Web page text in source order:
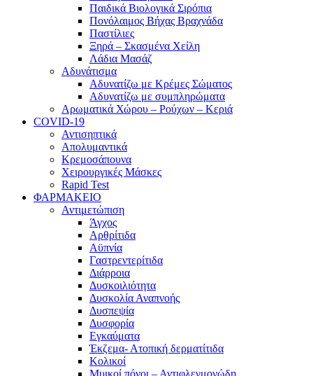
Παιδικά Βιολογικά Σιρόπια
Πονόλαιμος Βήχας Βραχνάδα
Παστίλιες
Ξηρά – Σκασμένα Χείλη
Λάδια Μασάζ
Αδυνάτισμα
Αδυνατίζω με Κρέμες Σώματος
Αδυνατίζω με συμπληρώματα
Αρωματικά Χώρου – Ρούχων – Κεριά
COVID-19
Αντισηπτικά
Απολυμαντικά
Κρεμοσάπουνα
Χειρουργικές Μάσκες
Rapid Test
ΦΑΡΜΑΚΕΙΟ
Αντιμετώπιση
Άγχος
Αρθρίτιδα
Αϋπνία
Γαστρεντερίτιδα
Διάρροια
Δυσκοιλιότητα
Δυσκολία Αναπνοής
Δυσπεψία
Δυσφορία
Εγκαύματα
Έκζεμα- Ατοπική δερματίτιδα
Κολικοί